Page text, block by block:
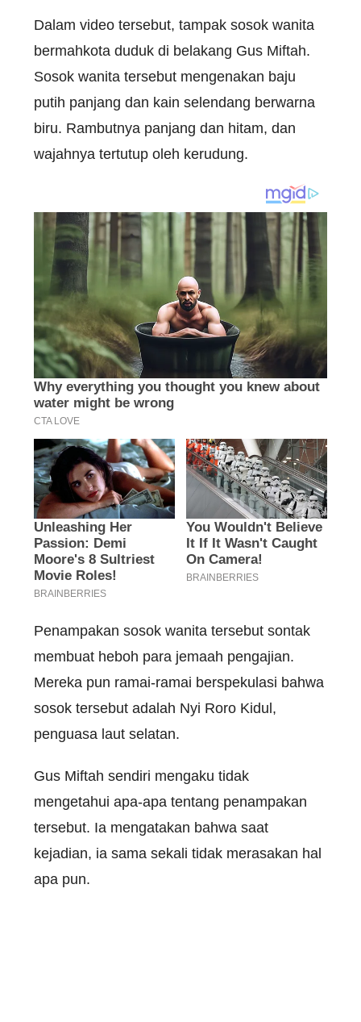
Dalam video tersebut, tampak sosok wanita
bermahkota duduk di belakang Gus Miftah.
Sosok wanita tersebut mengenakan baju
putih panjang dan kain selendang berwarna
biru. Rambutnya panjang dan hitam, dan
wajahnya tertutup oleh kerudung.
Penampakan sosok wanita tersebut sontak
membuat heboh para jemaah pengajian.
Mereka pun ramai-ramai berspekulasi bahwa
sosok tersebut adalah Nyi Roro Kidul,
penguasa laut selatan.
Gus Miftah sendiri mengaku tidak
mengetahui apa-apa tentang penampakan
tersebut. Ia mengatakan bahwa saat
kejadian, ia sama sekali tidak merasakan hal
apa pun.